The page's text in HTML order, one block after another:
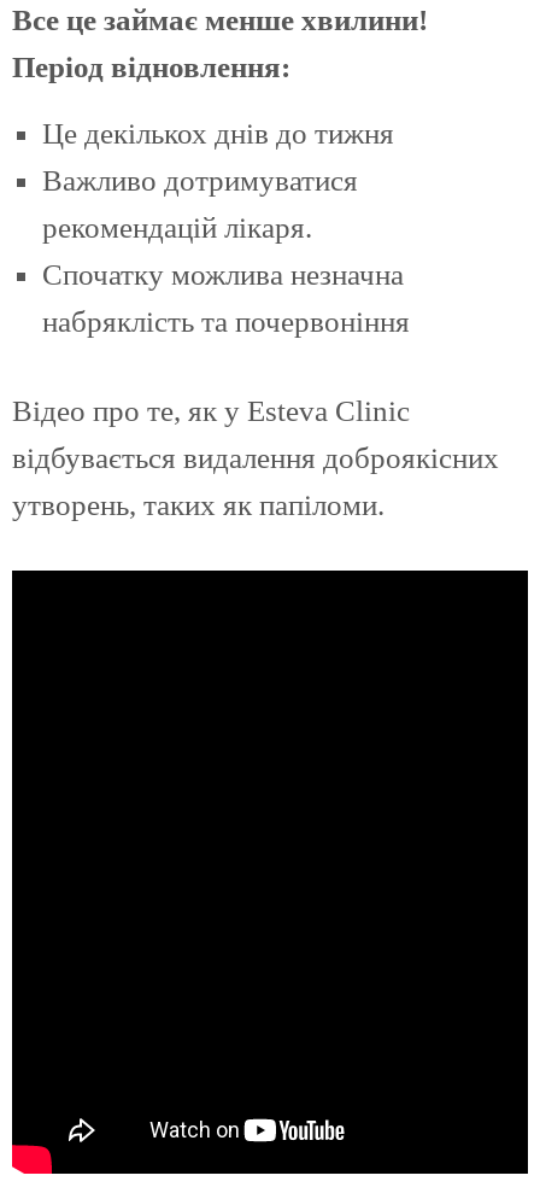
Все це займає менше хвилини!
Період відновлення:
Це декількох днів до тижня
Важливо дотримуватися
рекомендацій лікаря.
Спочатку можлива незначна
набряклість та почервоніння
Відео про те, як у Esteva Clinic
відбувається видалення доброякісних
утворень, таких як папіломи.